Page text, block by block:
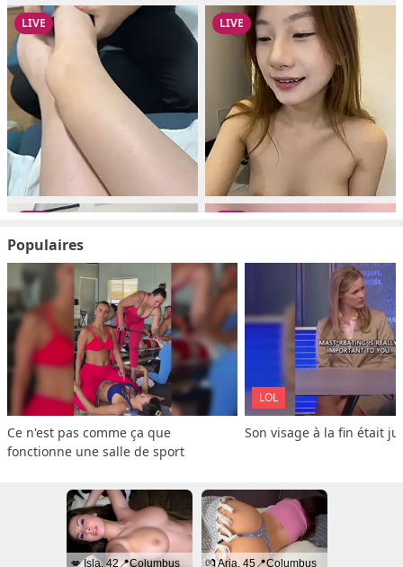
Populaires
Ce n'est pas comme ça que
fonctionne une salle de sport
LOL
Son visage à la fin était